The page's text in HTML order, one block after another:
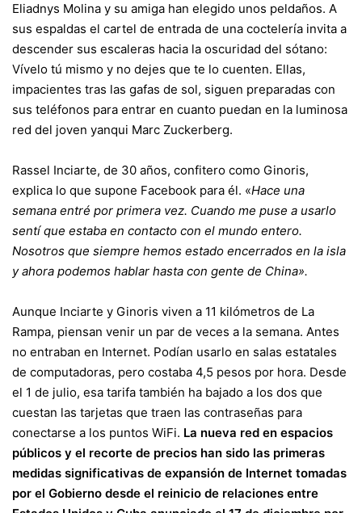
Eliadnys Molina y su amiga han elegido unos peldaños. A
sus espaldas el cartel de entrada de una coctelería invita a
descender sus escaleras hacia la oscuridad del sótano:
Vívelo tú mismo y no dejes que te lo cuenten. Ellas,
impacientes tras las gafas de sol, siguen preparadas con
sus teléfonos para entrar en cuanto puedan en la luminosa
red del joven yanqui Marc Zuckerberg.
Rassel Inciarte, de 30 años, confitero como Ginoris,
explica lo que supone Facebook para él. «Hace una
semana entré por primera vez. Cuando me puse a usarlo
sentí que estaba en contacto con el mundo entero.
Nosotros que siempre hemos estado encerrados en la isla
y ahora podemos hablar hasta con gente de China».
Aunque Inciarte y Ginoris viven a 11 kilómetros de La
Rampa, piensan venir un par de veces a la semana. Antes
no entraban en Internet. Podían usarlo en salas estatales
de computadoras, pero costaba 4,5 pesos por hora. Desde
el 1 de julio, esa tarifa también ha bajado a los dos que
cuestan las tarjetas que traen las contraseñas para
conectarse a los puntos WiFi. La nueva red en espacios
públicos y el recorte de precios han sido las primeras
medidas significativas de expansión de Internet tomadas
por el Gobierno desde el reinicio de relaciones entre